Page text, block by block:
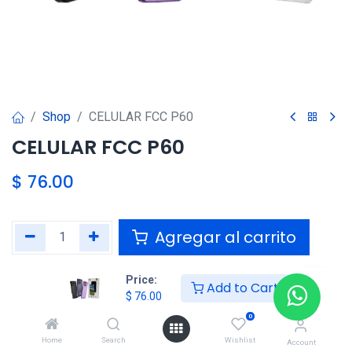
Price:
$ 76.00 Add to Cart
Home Search
0
Wishlist Account
Shop CELULAR FCC P60
CELULAR FCC P60
$ 76.00
Agregar al carrito
Agregar a la lista de deseos
Compartir :